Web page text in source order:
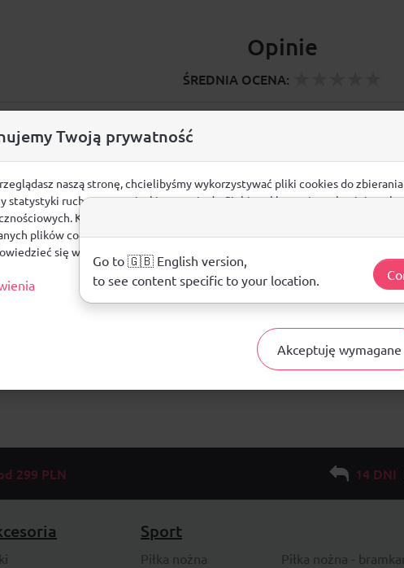
Opinie
ŚREDNIA OCENA:
Nie ma jeszcze żadnej recenzji
Nie ma jeszcze pytań. Bądź
ZADAJ PYTANIE
299 PLN 14 DNI
Sport
Piłka nożna
Piłka nożna -
Twoją prywatność
naszą stronę, chcielibyśmy wykorzystywać pliki cookies do
statystyki ruchu na stronie, kierowania do Ciebie reklam w innych
Kliknij poniżej, by wyrazić zgodę lub przejdź do ustawień, by
plików cookies.
się więcej o plikach cookie i tym, jak wykorzystujemy Twoje dane,
Akceptuję wymagane
Go to 🇬🇧 English version,
to see content specific to your location.